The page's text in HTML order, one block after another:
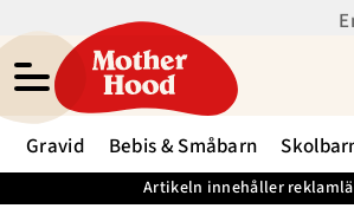
Gravid Bebis & Småbarn
Artikeln innehåller